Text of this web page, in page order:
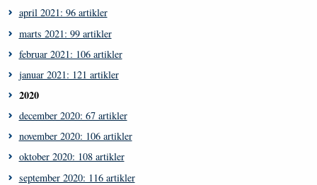
april 2021: 96 artikler
marts 2021: 99 artikler
februar 2021: 106 artikler
januar 2021: 121 artikler
2020
december 2020: 67 artikler
november 2020: 106 artikler
oktober 2020: 108 artikler
september 2020: 116 artikler